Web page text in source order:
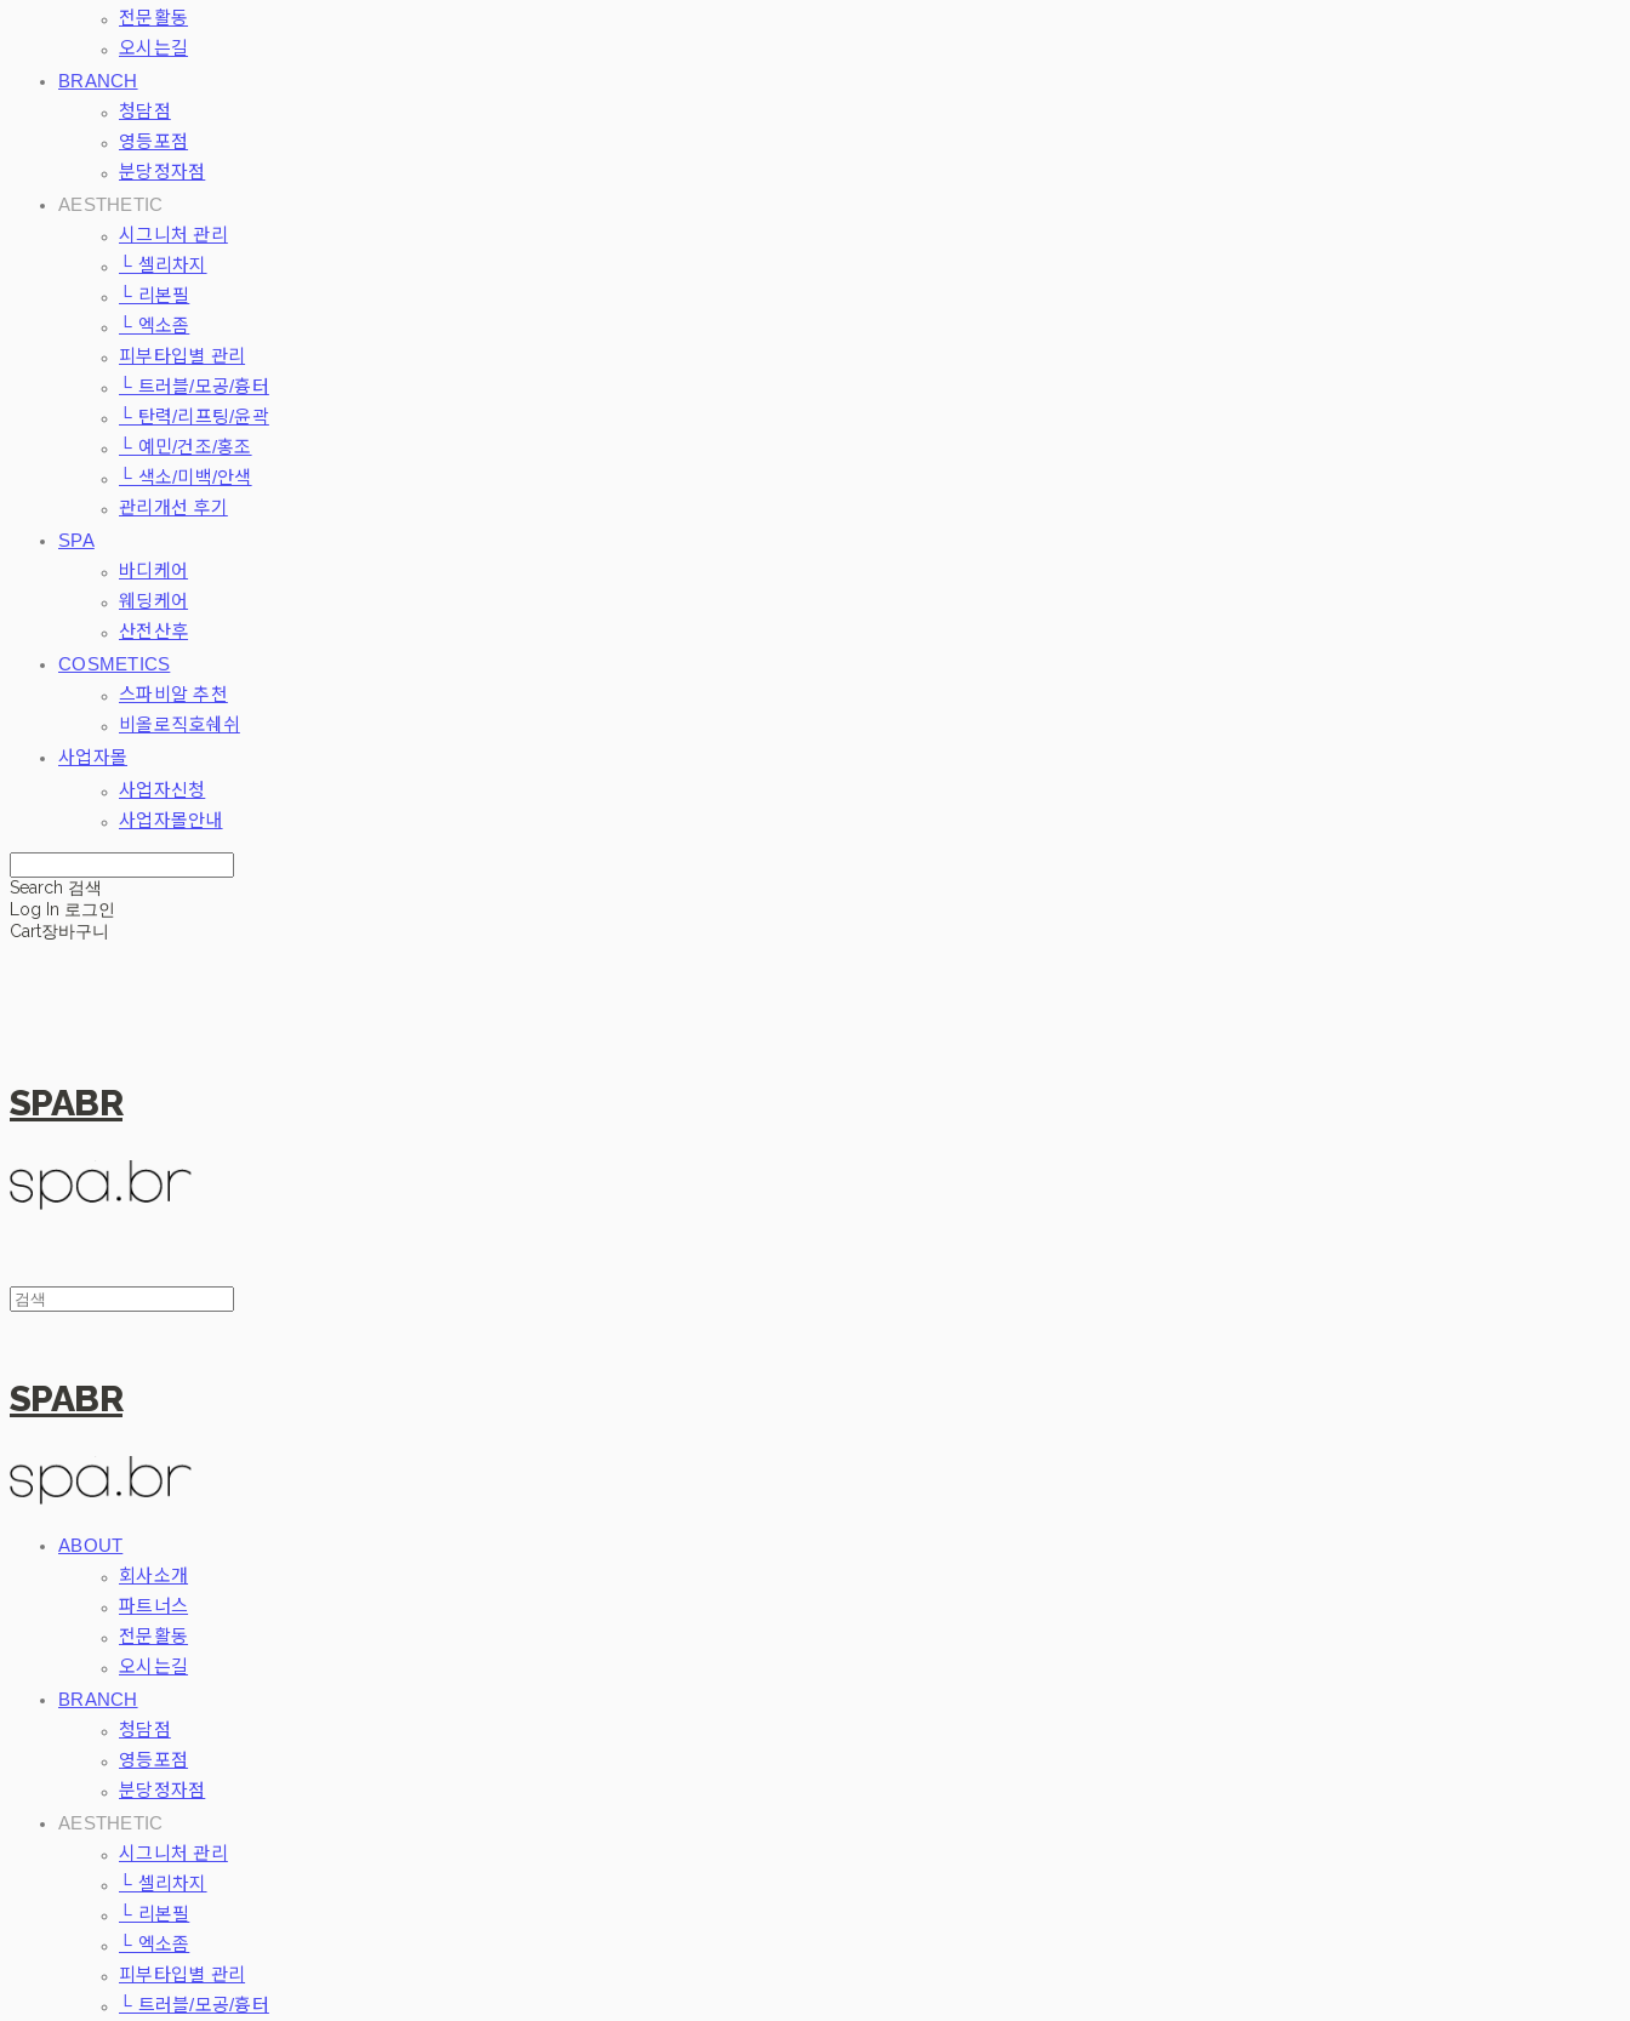
전문활동
오시는길
BRANCH
청담점
영등포점
분당정자점
AESTHETIC
시그니처 관리
└ 셀리차지
└ 리본필
└ 엑소좀
피부타입별 관리
└ 트러블/모공/흉터
└ 탄력/리프팅/윤곽
└ 예민/건조/홍조
└ 색소/미백/안색
관리개선 후기
SPA
바디케어
웨딩케어
산전산후
COSMETICS
스파비알 추천
비올로직호쉐쉬
사업자몰
사업자신청
사업자몰안내
Search 검색
Log In 로그인
Cart장바구니
SPABR
SPABR
ABOUT
회사소개
파트너스
전문활동
오시는길
BRANCH
청담점
영등포점
분당정자점
AESTHETIC
시그니처 관리
└ 셀리차지
└ 리본필
└ 엑소좀
피부타입별 관리
└ 트러블/모공/흉터